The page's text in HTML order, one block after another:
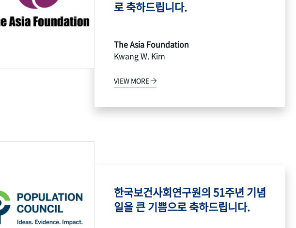
로 축하드립니다.
The Asia Foundation
Kwang W. Kim
VIEW MORE
한국보건사회연구원의 51주년 기념
일을 큰 기쁨으로 축하드립니다.